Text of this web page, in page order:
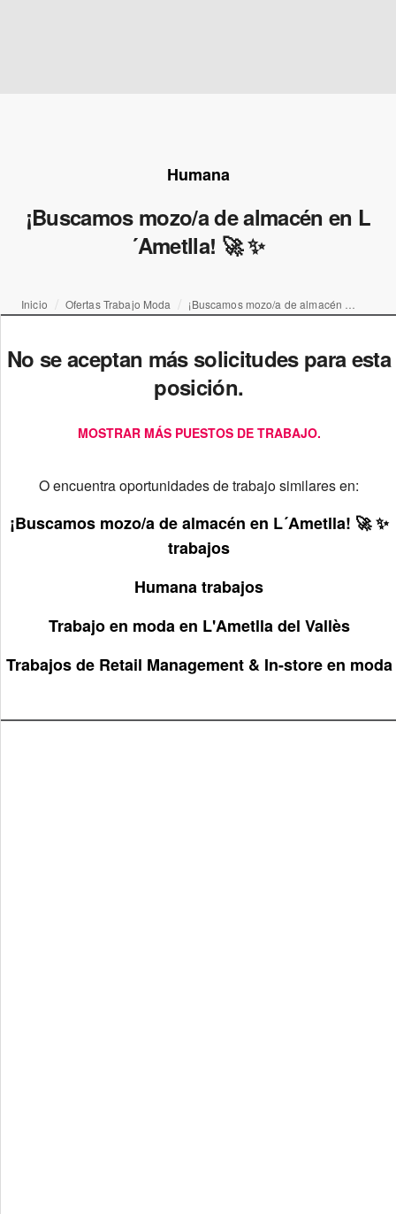
Humana
¡Buscamos mozo/a de almacén en L
´Ametlla! 🚀 ✨
Inicio Ofertas Trabajo Moda
No se aceptan más solicitudes para esta
posición.
MOSTRAR MÁS PUESTOS DE TRABAJO.
O encuentra oportunidades de trabajo similares en:
¡Buscamos mozo/a de almacén en L´Ametlla! 🚀 ✨
trabajos
Humana trabajos
Trabajo en moda en L'Ametlla del Vallès
Trabajos de Retail Management & In-store en moda